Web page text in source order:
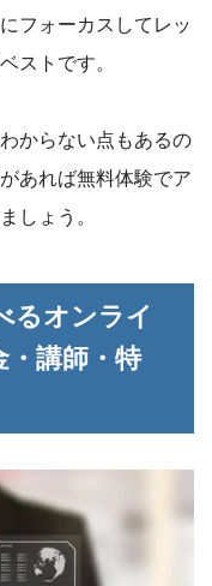
フォーカスしてレッ
ストです。
からない点もあるの
あれば無料体験でア
しょう。
るオンライ
・講師・特